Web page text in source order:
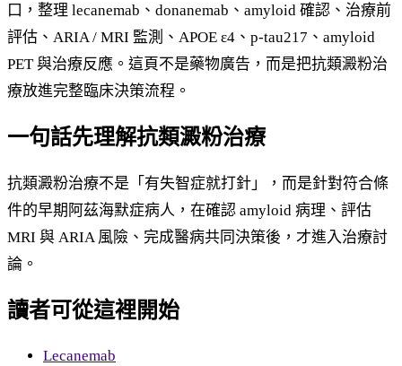
口，整理 lecanemab、donanemab、amyloid 確認、治療前
評估、ARIA / MRI 監測、APOE ε4、p-tau217、amyloid
PET 與治療反應。這頁不是藥物廣告，而是把抗類澱粉治
療放進完整臨床決策流程。
一句話先理解抗類澱粉治療
抗類澱粉治療不是「有失智症就打針」，而是針對符合條
件的早期阿茲海默症病人，在確認 amyloid 病理、評估
MRI 與 ARIA 風險、完成醫病共同決策後，才進入治療討
論。
讀者可從這裡開始
Lecanemab